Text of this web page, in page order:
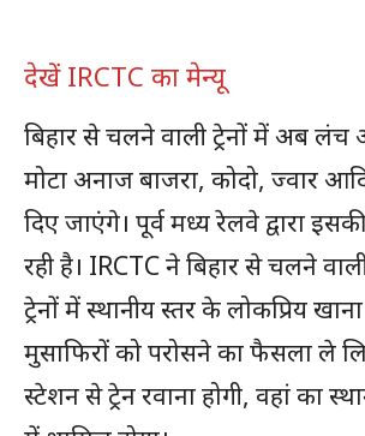
देखें IRCTC का मेन्यू
बिहार से चलने वाली ट्रेनों में अब लंच
मोटा अनाज बाजरा, कोदो, ज्वार
दिए जाएंगे। पूर्व मध्य रेलवे द्वारा
रही है। IRCTC ने बिहार से चलने
ट्रेनों में स्थानीय स्तर के लोकप्रिय
मुसाफिरों को परोसने का फैसला ले
स्टेशन से ट्रेन रवाना होगी, वहां का